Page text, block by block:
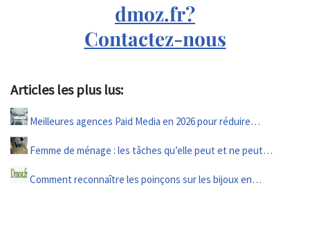
dmoz.fr?
Contactez-nous
Articles les plus lus:
Meilleures agences Paid Media en 2026 pour réduire…
Femme de ménage : les tâches qu’elle peut et ne peut…
Comment reconnaître les poinçons sur les bijoux en…